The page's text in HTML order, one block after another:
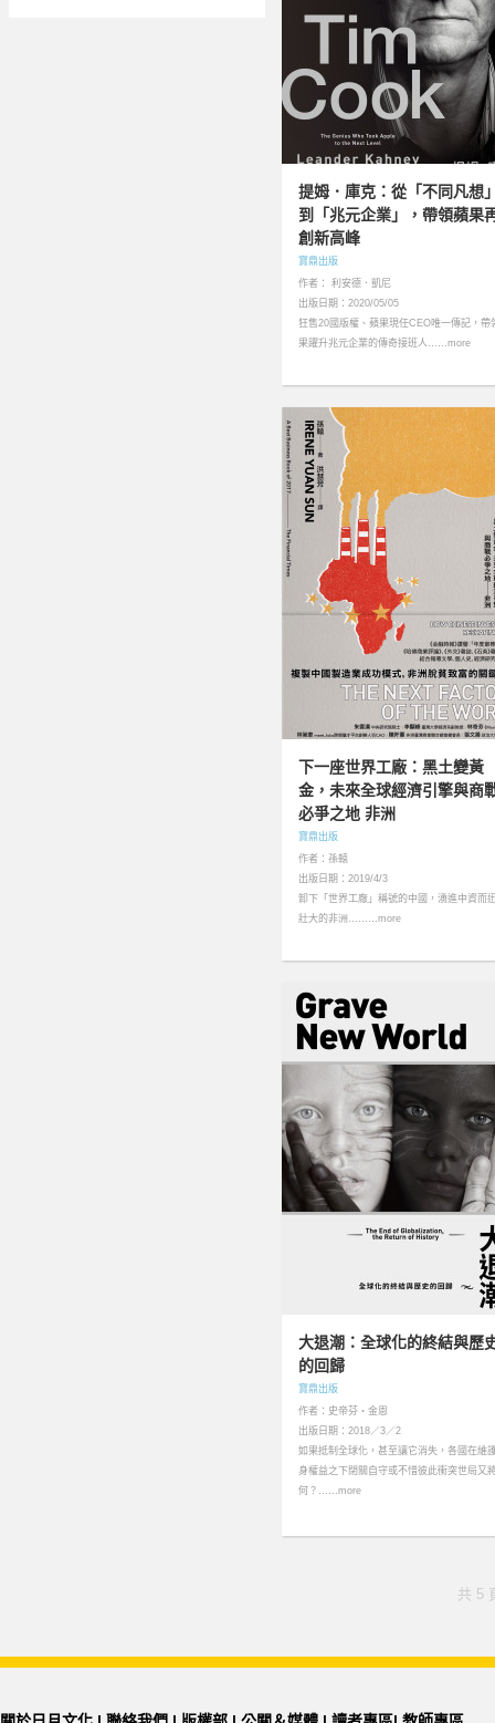
提姆．庫克：從「不同凡想
到「兆元企業」，帶領蘋果
創新高峰
寶鼎出版
作者： 利安德．凱尼
出版日期：2020/05/05
狂售20國版權、蘋果現任CEO唯一傳記，帶
果躍升兆元企業的傳奇接班人……more
下一座世界工廠：黑土變黃
金，未來全球經濟引擎與商
必爭之地 非洲
寶鼎出版
作者：孫轅
出版日期：2019/4/3
卸下「世界工廠」稱號的中國，湧進中資而
壯大的非洲………more
大退潮：全球化的終結與歷
的回歸
寶鼎出版
作者：史帝芬‧金恩
出版日期：2018／3／2
如果抵制全球化，甚至讓它消失，各國在維
身權益之下閉關自守或不惜彼此衝突世局又
何？……more
共 5